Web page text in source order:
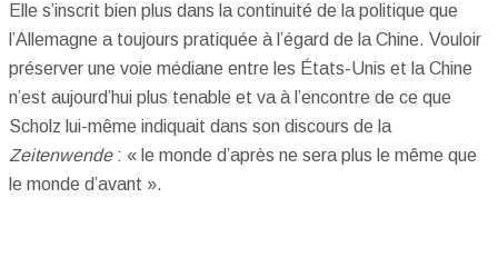
Elle s’inscrit bien plus dans la continuité de la politique que
l’Allemagne a toujours pratiquée à l’égard de la Chine. Vouloir
préserver une voie médiane entre les États-Unis et la Chine
n’est aujourd’hui plus tenable et va à l’encontre de ce que
Scholz lui-même indiquait dans son discours de la
Zeitenwende : « le monde d’après ne sera plus le même que
le monde d’avant ».